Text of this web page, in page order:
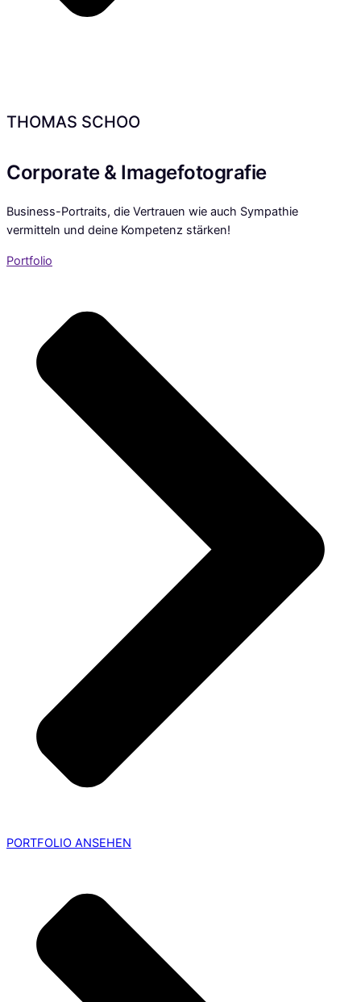
THOMAS SCHOO
Corporate & Imagefotografie
Business-Portraits, die Vertrauen wie auch Sympathie
vermitteln und deine Kompetenz stärken!
Portfolio
PORTFOLIO ANSEHEN